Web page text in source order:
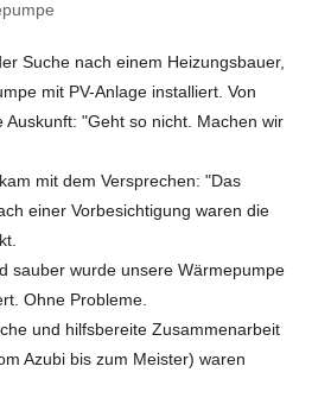
Suche nach einem Heizungsbauer,
mit PV-Anlage installiert. Von
Auskunft: "Geht so nicht. Machen wir
mit dem Versprechen: "Das
einer Vorbesichtigung waren die
sauber wurde unsere Wärmepumpe
Ohne Probleme.
und hilfsbereite Zusammenarbeit
Azubi bis zum Meister) waren